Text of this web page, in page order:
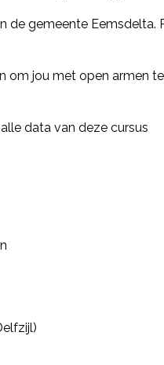
gemeente Eemsdelta.
jou met open armen
data van deze cursus